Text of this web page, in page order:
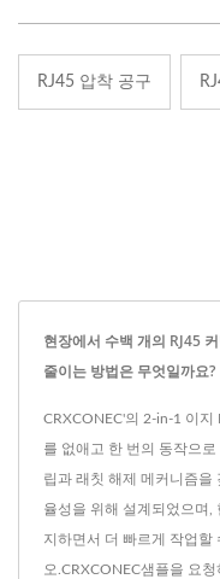
RJ45 압착 공구
현장에서 수백 개의 RJ45
줄이는 방법은 무엇일까요?
CRXCONEC'의 2-in-1 이지
를 없애고 한 번의 동작으
립과 래칫 해제 메커니즘을
율성을 위해 설계되었으며,
지하면서 더 빠르게 작업할
오.CRXCONEC샘플을 요